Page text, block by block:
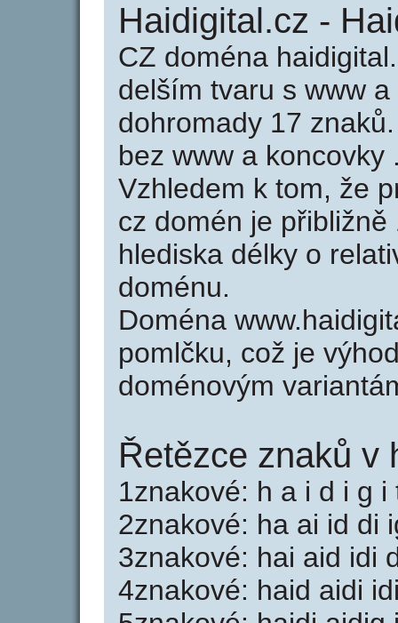
Haidigital.cz -
CZ doména
delším tvaru s www
dohromady 17
bez www a
Vzhledem k tom, že
cz domén je
hlediska délky o
doménu.
Doména
pomlčku, což je
doménovým
Řetězce znaků v
1znakové: h a i d i g i
2znakové: ha ai id di
3znakové: hai aid idi
4znakové: haid aidi